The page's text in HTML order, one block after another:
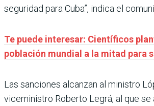
seguridad para Cuba”, indica el
Te puede interesar: Científicos
población mundial a la mitad para
Las sanciones alcanzan al ministro
viceministro Roberto Legrá, al que se